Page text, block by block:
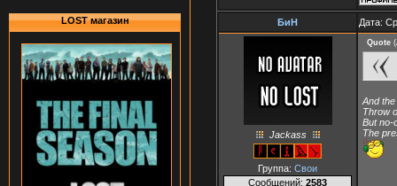
LOST магазин БиН Дата:
Jackass
Группа: Свои
Сообщений: 2583
Quote (
And the
Throw
But no-
The